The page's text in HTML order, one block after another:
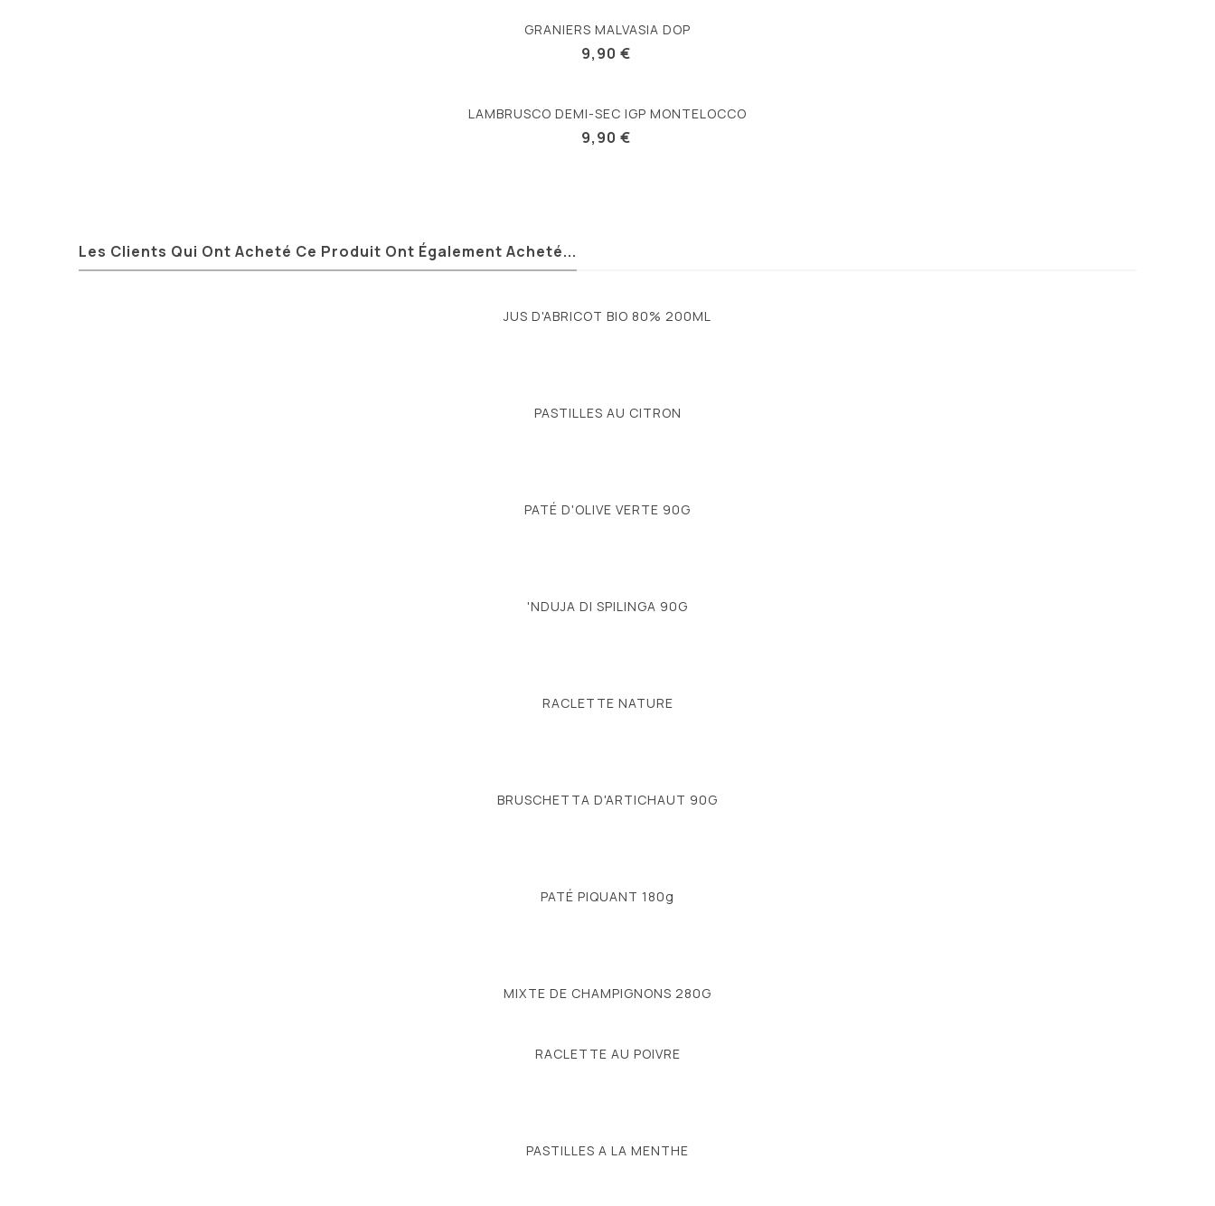
GRANIERS MALVASIA DOP
9,90 €
LAMBRUSCO DEMI-SEC IGP MONTELOCCO
9,90 €
Les Clients Qui Ont Acheté Ce Produit Ont Également Acheté...
JUS D'ABRICOT BIO 80% 200ML
PASTILLES AU CITRON
PATÉ D'OLIVE VERTE 90G
'NDUJA DI SPILINGA 90G
RACLETTE NATURE
BRUSCHETTA D'ARTICHAUT 90G
PATÉ PIQUANT 180g
MIXTE DE CHAMPIGNONS 280G
RACLETTE AU POIVRE
PASTILLES A LA MENTHE